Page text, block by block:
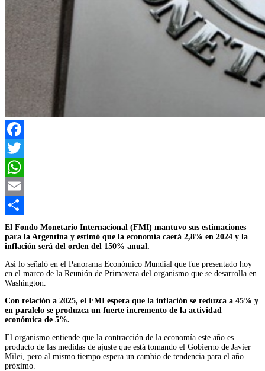
Facebook
Twitter
WhatsApp
Email
Compartir
El Fondo Monetario Internacional (FMI) mantuvo sus estimaciones
para la Argentina y estimó que la economía caerá 2,8% en 2024 y la
inflación será del orden del 150% anual.
Así lo señaló en el Panorama Económico Mundial que fue presentado hoy
en el marco de la Reunión de Primavera del organismo que se desarrolla en
Washington.
Con relación a 2025, el FMI espera que la inflación se reduzca a 45% y
en paralelo se produzca un fuerte incremento de la actividad
económica de 5%.
El organismo entiende que la contracción de la economía este año es
producto de las medidas de ajuste que está tomando el Gobierno de Javier
Milei, pero al mismo tiempo espera un cambio de tendencia para el año
próximo.